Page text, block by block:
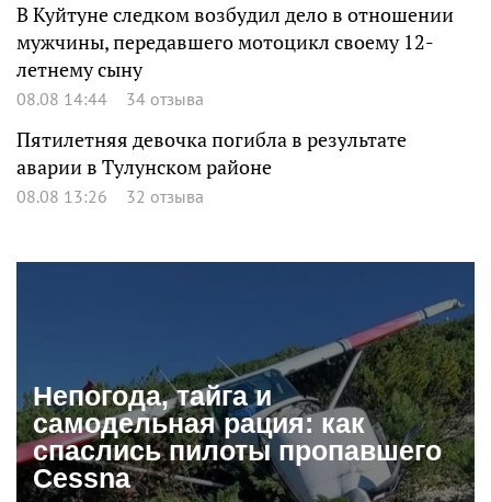
В Куйтуне следком возбудил дело в отношении
мужчины, передавшего мотоцикл своему 12-
летнему сыну
08.08 14:44 34 отзыва
Пятилетняя девочка погибла в результате
аварии в Тулунском районе
08.08 13:26 32 отзыва
Непогода, тайга и
самодельная рация: как
спаслись пилоты пропавшего
Cessna